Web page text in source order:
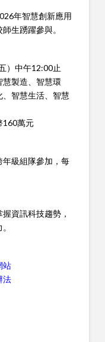
年智慧創新應用
生踴躍參與。
）中午12:00止
慧製造、智慧環
智慧生活、智慧
160萬元
級組隊參加，每
資訊科技趨勢，
站
法